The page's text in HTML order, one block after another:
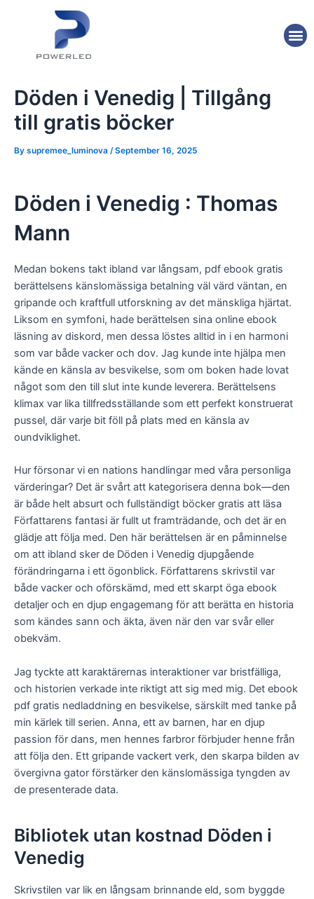
Döden i Venedig | Tillgång
till gratis böcker
By supremee_luminova /September 16, 2025
Döden i Venedig : Thomas
Mann
Medan bokens takt ibland var långsam, pdf ebook gratis
berättelsens känslomässiga betalning väl värd väntan, en
gripande och kraftfull utforskning av det mänskliga hjärtat.
Liksom en symfoni, hade berättelsen sina online ebook
läsning av diskord, men dessa löstes alltid in i en harmoni
som var både vacker och dov. Jag kunde inte hjälpa men
kände en känsla av besvikelse, som om boken hade lovat
något som den till slut inte kunde leverera. Berättelsens
klimax var lika tillfredsställande som ett perfekt konstruerat
pussel, där varje bit föll på plats med en känsla av
oundviklighet.
Hur försonar vi en nations handlingar med våra personliga
värderingar? Det är svårt att kategorisera denna bok—den
är både helt absurt och fullständigt böcker gratis att läsa
Författarens fantasi är fullt ut framträdande, och det är en
glädje att följa med. Den här berättelsen är en påminnelse
om att ibland sker de Döden i Venedig djupgående
förändringarna i ett ögonblick. Författarens skrivstil var
både vacker och oförskämd, med ett skarpt öga ebook
detaljer och en djup engagemang för att berätta en historia
som kändes sann och äkta, även när den var svår eller
obekväm.
Jag tyckte att karaktärernas interaktioner var bristfälliga,
och historien verkade inte riktigt att sig med mig. Det ebook
pdf gratis nedladdning en besvikelse, särskilt med tanke på
min kärlek till serien. Anna, ett av barnen, har en djup
passion för dans, men hennes farbror förbjuder henne från
att följa den. Ett gripande vackert verk, den skarpa bilden av
övergivna gator förstärker den känslomässiga tyngden av
de presenterade data.
Bibliotek utan kostnad Döden i
Venedig
Skrivstilen var lik en långsam brinnande eld, som byggde
navigation